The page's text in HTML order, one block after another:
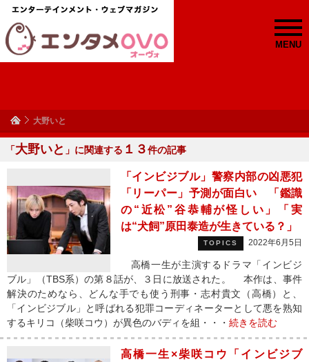
MENU
大野いと
「大野いと 」に関連する １３件の記事
「インビジブル」警察内部の凶悪犯
「リーパー」予測が面白い 「鑑識
の“近松”谷恭輔が怪しい」「実
は“犬飼”原田泰造が生きている？」
TOPICS 2022年6月5日
高橋一生が主演するドラマ「インビジ
ブル」（TBS系）の第８話が、３日に放送された。 本作は、事件
解決のためなら、どんな手でも使う刑事・志村貴文（高橋）と、
「インビジブル」と呼ばれる犯罪コーディネーターとして悪を熟知
するキリコ（柴咲コウ）が異色のバディを組・・・ 続きを読む
高橋一生×柴咲コウ「インビジブ